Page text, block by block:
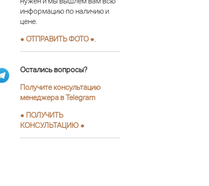
информацию по наличию и
цене.
● ОТПРАВИТЬ ФОТО ●
Остались вопросы?
Получите консультацию
менеджера в Telegram
● ПОЛУЧИТЬ
КОНСУЛЬТАЦИЮ ●